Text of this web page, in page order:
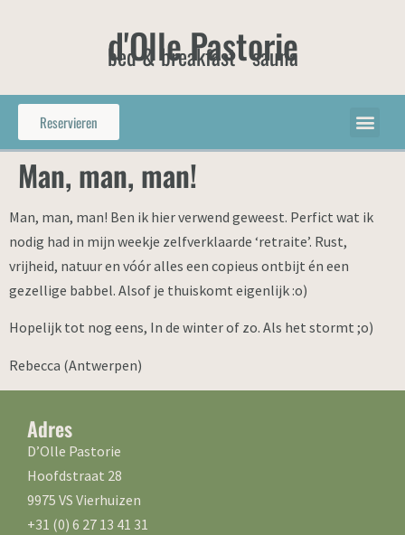
d'Olle Pastorie
bed & breakfast - sauna
Reservieren
Man, man, man!
Man, man, man! Ben ik hier verwend geweest. Perfict wat ik
nodig had in mijn weekje zelfverklaarde ‘retraite’. Rust,
vrijheid, natuur en vóór alles een copieus ontbijt én een
gezellige babbel. Alsof je thuiskomt eigenlijk :o)
Hopelijk tot nog eens, In de winter of zo. Als het stormt ;o)
Rebecca (Antwerpen)
Adres
D’Olle Pastorie
Hoofdstraat 28
9975 VS Vierhuizen
+31 (0) 6 27 13 41 31